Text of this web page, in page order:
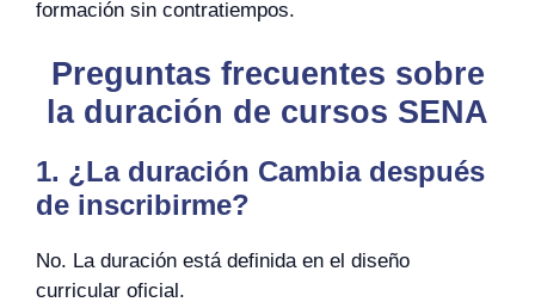
formación sin contratiempos.
Preguntas frecuentes sobre
la duración de cursos SENA
1. ¿La duración Cambia después
de inscribirme?
No. La duración está definida en el diseño
curricular oficial.